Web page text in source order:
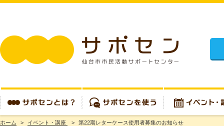
ホーム > イベント・講座 > 第22期レターケース使用者募集のお知らせ